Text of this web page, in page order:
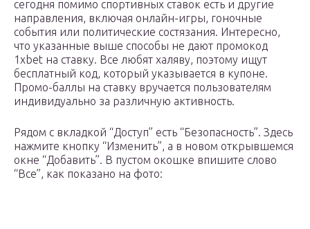
сегодня помимо спортивных ставок есть и другие
направления, включая онлайн-игры, гоночные
события или политические состязания. Интересно,
что указанные выше способы не дают промокод
1xbet на ставку. Все любят халяву, поэтому ищут
бесплатный код, который указывается в купоне.
Промо-баллы на ставку вручается пользователям
индивидуально за различную активность.
Рядом с вкладкой “Доступ” есть “Безопасность”. Здесь
нажмите кнопку “Изменить”, а в новом открывшемся
окне “Добавить”. В пустом окошке впишите слово
“Все”, как показано на фото: